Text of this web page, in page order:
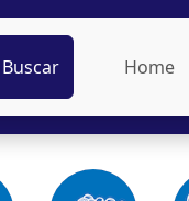
Buscar Home